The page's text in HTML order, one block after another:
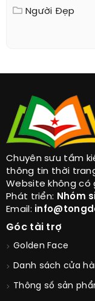
Người Đẹp
Chuyên sưu tầm
thông tin thời
Website không có
Phát triển: Nhóm
Email:
Góc tài trợ
Golden Face
Danh sách cửa
Thông số sản